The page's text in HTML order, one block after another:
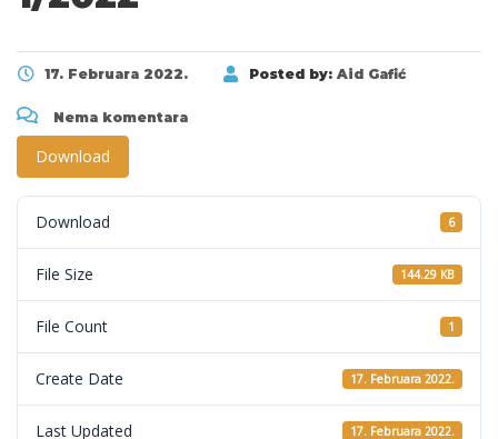
17. Februara 2022. Posted by: Aid Gafić
Nema komentara
Download
Download 6
File Size 144.29 KB
File Count 1
Create Date 17. Februara 2022.
Last Updated 17. Februara 2022.